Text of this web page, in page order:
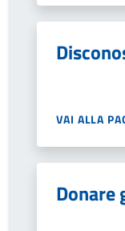
VAI ALLA
Donare